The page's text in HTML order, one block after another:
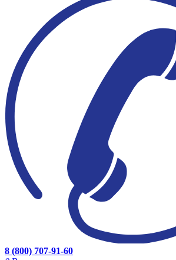
8 (800) 707-91-60